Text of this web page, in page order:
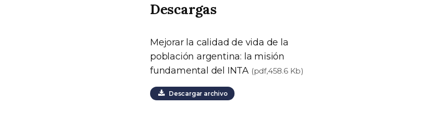
Descargas
Mejorar la calidad de vida de la
población argentina: la misión
fundamental del INTA (pdf,458.6 Kb)
Descargar archivo